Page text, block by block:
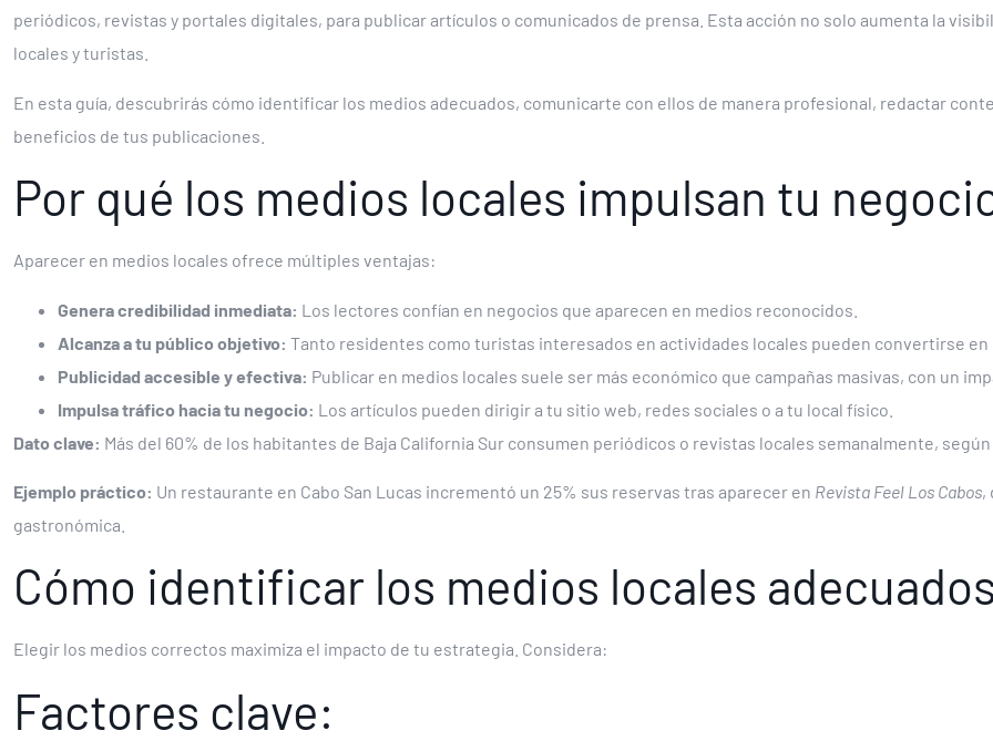
periódicos, revistas y portales digitales, para publicar artículos o comunicados de prensa. Esta acción no solo aumenta la
locales y turistas.
En esta guía, descubrirás cómo identificar los medios adecuados, comunicarte con ellos de manera profesional, redactar
beneficios de tus publicaciones.
Por qué los medios locales impulsan tu
Aparecer en medios locales ofrece múltiples ventajas:
Genera credibilidad inmediata: Los lectores confían en negocios que aparecen en medios reconocidos.
Alcanza a tu público objetivo: Tanto residentes como turistas interesados en actividades locales pueden convertirse en
Publicidad accesible y efectiva: Publicar en medios locales suele ser más económico que campañas masivas, con un
Impulsa tráfico hacia tu negocio: Los artículos pueden dirigir a tu sitio web, redes sociales o a tu local físico.
Dato clave: Más del 60% de los habitantes de Baja California Sur consumen periódicos o revistas locales semanalmente, según
Ejemplo práctico: Un restaurante en Cabo San Lucas incrementó un 25% sus reservas tras aparecer en Revista Feel Los Cabos,
gastronómica.
Cómo identificar los medios locales
Elegir los medios correctos maximiza el impacto de tu estrategia. Considera:
Factores clave: